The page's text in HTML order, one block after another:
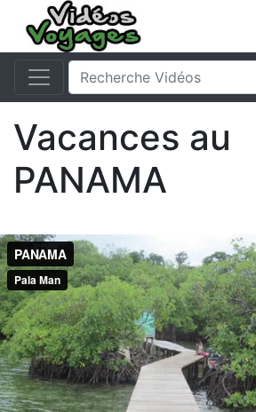
Vacances au
PANAMA